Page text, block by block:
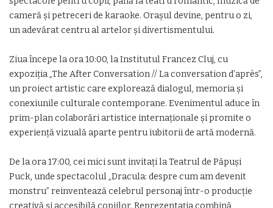
cameră și petreceri de karaoke. Orașul devine, pentru o zi,
un adevărat centru al artelor și divertismentului.
Ziua începe la ora 10:00, laInstitutul Francez Cluj, cu
expoziția „The After Conversation // La conversation d’après”,
un proiect artistic care explorează dialogul, memoria și
conexiunile culturale contemporane. Evenimentul aduce în
prim-plan colaborări artistice internaționale și promite o
experiență vizuală aparte pentru iubitorii de artă modernă.
De la ora 17:00, cei mici sunt invitați laTeatrul de Păpuși
Puck, unde spectacolul „Dracula: despre cum am devenit
monstru” reinventează celebrul personaj într-o producție